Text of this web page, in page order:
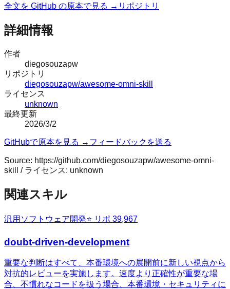
全文を GitHub の原本で見る → リポジトリ
詳細情報
作者
diegosouzapw
リポジトリ
diegosouzapw/awesome-omni-skill
ライセンス
unknown
最終更新
2026/3/2
GitHubで原本を見る → フィードバックを送る
Source: https://github.com/diegosouzapw/awesome-omni-
skill
/ ライセンス: unknown
関連スキル
汎用 ソフトウェア開発⭐ リポ 39,967
doubt-driven-development
重要な判断はすべて、本番環境への展開前に新しい視点から
対抗的レビューを実施します。速度より正確性が重要な場
合、不慣れなコードを扱う場合、本番環境・セキュリティに